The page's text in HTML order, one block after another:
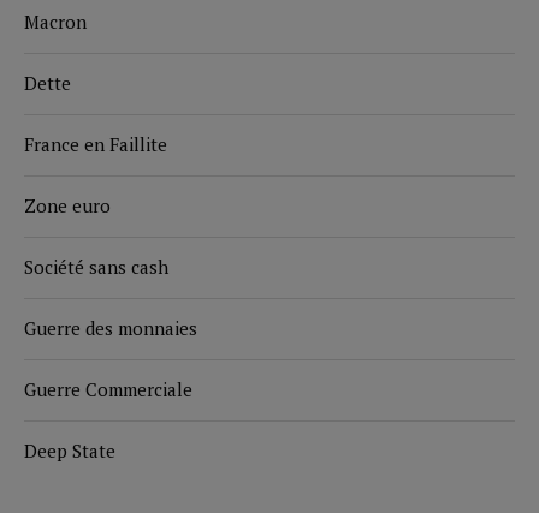
Macron
Dette
France en Faillite
Zone euro
Société sans cash
Guerre des monnaies
Guerre Commerciale
Deep State